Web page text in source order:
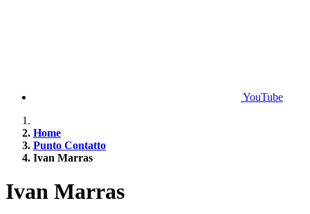
YouTube
Home
Punto Contatto
Ivan Marras
Ivan Marras